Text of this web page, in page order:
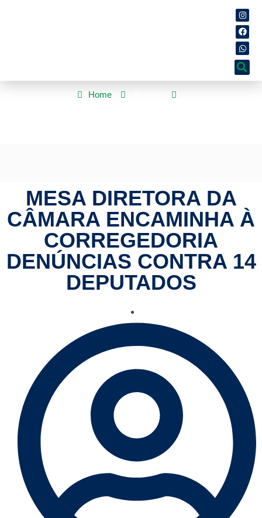
Home
MESA DIRETORA DA
CÂMARA ENCAMINHA À
CORREGEDORIA
DENÚNCIAS CONTRA 14
DEPUTADOS